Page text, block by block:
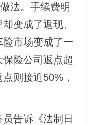
法。手续费明
变成了返现、
市场变成了一
险公司返点超
则接近50%，
告诉《法制日